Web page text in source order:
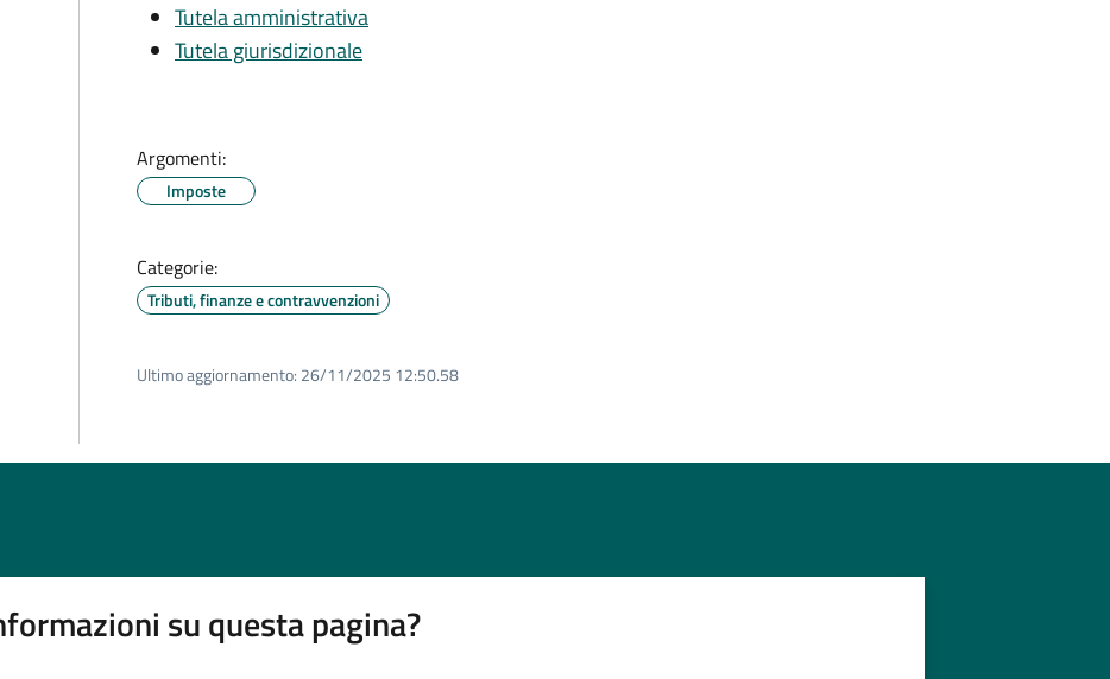
Tutela amministrativa
Tutela giurisdizionale
Argomenti:
Imposte
Categorie:
Tributi, finanze e contravvenzioni
Ultimo aggiornamento: 26/11/2025 12:50.58
su questa pagina?